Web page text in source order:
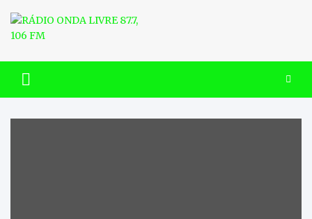
content
RÁDIO ONDA LIVRE 87.7, 106
FM